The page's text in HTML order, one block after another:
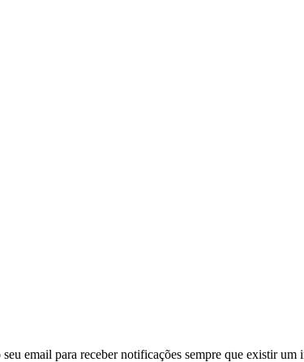
email para receber notificações sempre que existir um